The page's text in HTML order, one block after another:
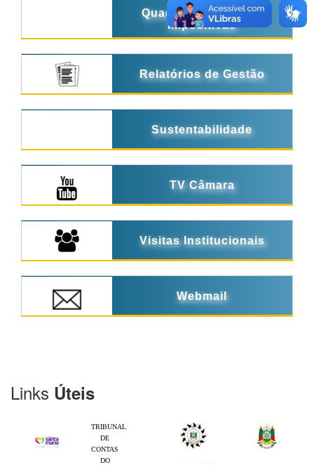
Quadro de Emendas
Impositivas
Relatórios de Gestão
Sustentabilidade
TV Câmara
Visitas Institucionais
Webmail
Links Úteis
TRIBUNAL
DE
CONTAS
DO